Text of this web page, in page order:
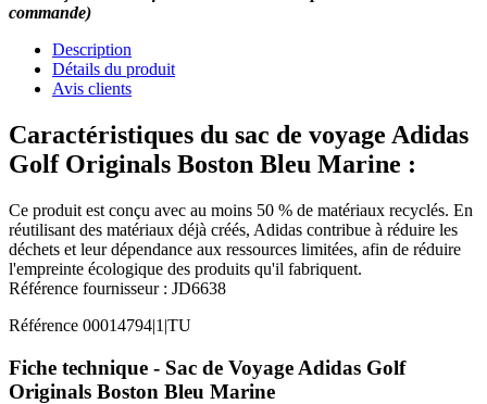
commande)
Description
Détails du produit
Avis clients
Caractéristiques du sac de voyage Adidas
Golf Originals Boston Bleu Marine :
Ce produit est conçu avec au moins 50 % de matériaux recyclés. En
réutilisant des matériaux déjà créés, Adidas contribue à réduire les
déchets et leur dépendance aux ressources limitées, afin de réduire
l'empreinte écologique des produits qu'il fabriquent.
Référence fournisseur : JD6638
Référence 00014794|1|TU
Fiche technique - Sac de Voyage Adidas Golf
Originals Boston Bleu Marine